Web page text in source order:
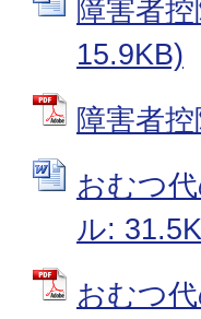
障害者
15.9KB)
障害者
おむつ
ル:
おむつ